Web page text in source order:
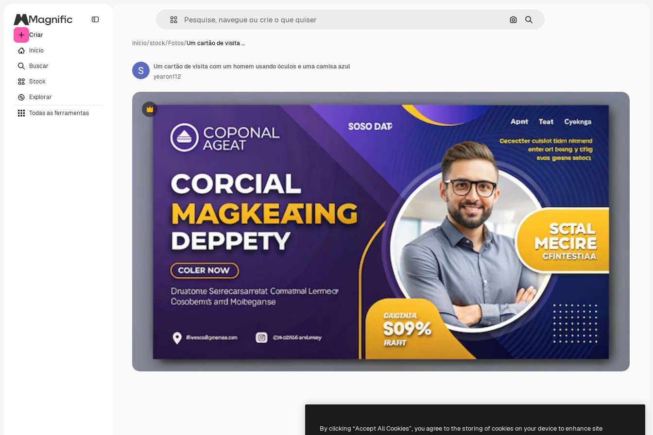
Criar
Início
Buscar
Stock
Explorar
Todas as ferramentas
Pesquisar por imagem
Buscar
Início/stock/Fotos/Um cartão de visita …
Premium
Um cartão de visita com um homem usando óculos e uma camisa azul
yearon112
By clicking “Accept All Cookies”, you agree to the storing of cookies on your device to enhance site